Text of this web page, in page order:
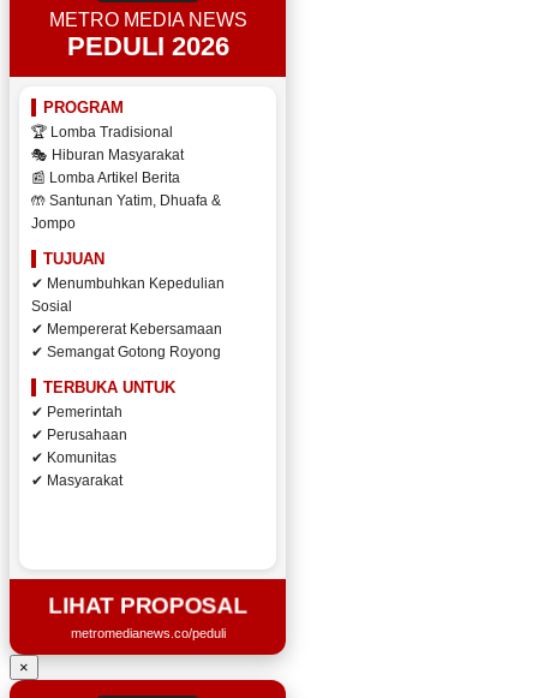
METRO MEDIA NEWS
PEDULI 2026
PROGRAM
🏆 Lomba Tradisional
🎭 Hiburan Masyarakat
📰 Lomba Artikel Berita
🤲 Santunan Yatim, Dhuafa &
Jompo
TUJUAN
✔ Menumbuhkan Kepedulian
Sosial
✔ Mempererat Kebersamaan
✔ Semangat Gotong Royong
TERBUKA UNTUK
✔ Pemerintah
✔ Perusahaan
✔ Komunitas
✔ Masyarakat
LIHAT PROPOSAL
metromedianews.co/peduli
×